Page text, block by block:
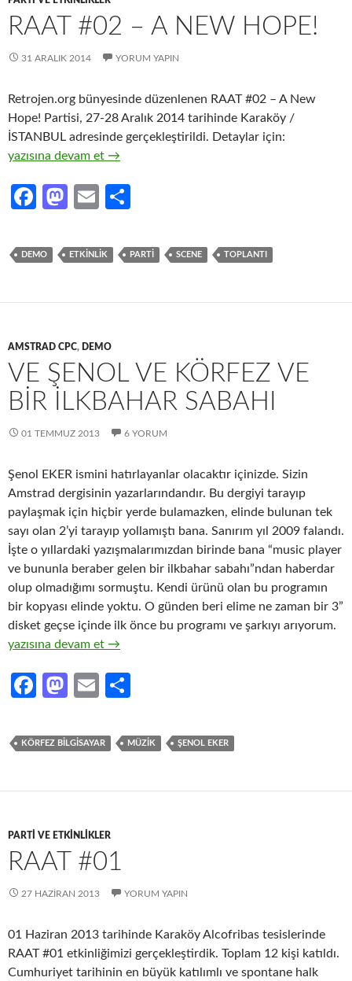
RAAT #02 – A NEW HOPE!
31 ARALIK 2014 YORUM YAPIN
Retrojen.org bünyesinde düzenlenen RAAT #02 – A New
Hope! Partisi, 27-28 Aralık 2014 tarihinde Karaköy /
İSTANBUL adresinde gerçekleştirildi. Detaylar için:
RAAT #02 – A New Hope!
yazısına devam et →
Fa
b
o
M
to
o
E
ail ar
DEMO ETKINLIK PARTI SCENE TOPLANTI
AMSTRAD CPC, DEMO
VE ŞENOL VE KÖRFEZ VE
BIR İLKBAHAR SABAHI
01 TEMMUZ 2013 6 YORUM
Şenol EKER ismini hatırlayanlar olacaktır içinizde. Sizin
Amstrad dergisinin yazarlarındandır. Bu dergiyi tarayıp
paylaşmak için hiçbir yerde bulamazken, elinde bulunan tek
sayı olan 2’yi tarayıp yollamıştı bana. Sanırım yıl 2009 falandı.
İşte o yıllardaki yazışmalarımızdan birinde bana “music player
ve bununla beraber gelen bir ilkbahar sabahı”ndan haberdar
olup olmadığımı sormuştu. Kendi ürünü olan bu programın
bir kopyası elinde yoktu. O günden beri elime ne zaman bir 3”
disket geçse içinde ilk önce bu programı ve şarkıyı arıyorum.
Ve Şenol Ve Körfez Ve Bir İlkbahar Sabahı
yazısına devam et →
Fa
b
o
M
to
o
E
ail ar
KÖRFEZ BILGISAYAR MÜZIK ŞENOL EKER
PARTI VE ETKINLIKLER
RAAT #01
27 HAZIRAN 2013 YORUM YAPIN
01 Haziran 2013 tarihinde Karaköy Alcofribas tesislerinde
RAAT #01 etkinliğimizi gerçekleştirdik. Toplam 12 kişi katıldı.
Cumhuriyet tarihinin en büyük katılımlı ve spontane halk